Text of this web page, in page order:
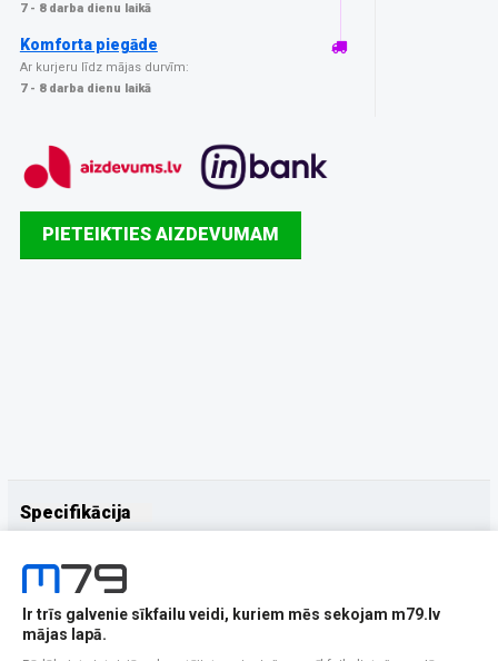
7 - 8 darba dienu laikā
Komforta piegāde
Ar kurjeru līdz mājas durvīm:
7 - 8 darba dienu laikā
PIETEIKTIES AIZDEVUMAM
Specifikācija
Papildus
Ir trīs galvenie sīkfailu veidi, kuriem mēs sekojam m79.lv
mājas lapā.